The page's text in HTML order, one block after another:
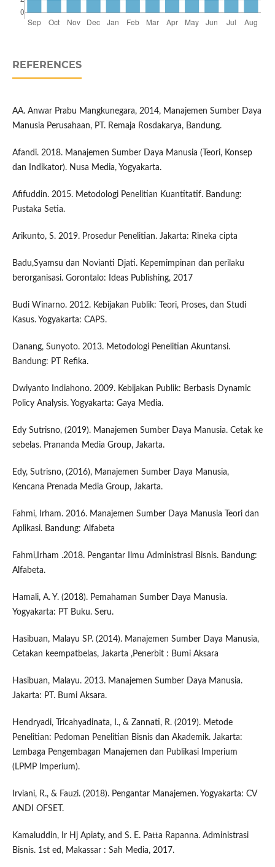
REFERENCES
AA. Anwar Prabu Mangkunegara, 2014, Manajemen Sumber Daya
Manusia Perusahaan, PT. Remaja Rosdakarya, Bandung.
Afandi. 2018. Manajemen Sumber Daya Manusia (Teori, Konsep
dan Indikator). Nusa Media, Yogyakarta.
Afifuddin. 2015. Metodologi Penelitian Kuantitatif. Bandung:
Pustaka Setia.
Arikunto, S. 2019. Prosedur Penelitian. Jakarta: Rineka cipta
Badu,Syamsu dan Novianti Djati. Kepemimpinan dan perilaku
berorganisasi. Gorontalo: Ideas Publishing, 2017
Budi Winarno. 2012. Kebijakan Publik: Teori, Proses, dan Studi
Kasus. Yogyakarta: CAPS.
Danang, Sunyoto. 2013. Metodologi Penelitian Akuntansi.
Bandung: PT Refika.
Dwiyanto Indiahono. 2009. Kebijakan Publik: Berbasis Dynamic
Policy Analysis. Yogyakarta: Gaya Media.
Edy Sutrisno, (2019). Manajemen Sumber Daya Manusia. Cetak ke
sebelas. Prananda Media Group, Jakarta.
Edy, Sutrisno, (2016), Manajemen Sumber Daya Manusia,
Kencana Prenada Media Group, Jakarta.
Fahmi, Irham. 2016. Manajemen Sumber Daya Manusia Teori dan
Aplikasi. Bandung: Alfabeta
Fahmi,Irham .2018. Pengantar Ilmu Administrasi Bisnis. Bandung:
Alfabeta.
Hamali, A. Y. (2018). Pemahaman Sumber Daya Manusia.
Yogyakarta: PT Buku. Seru.
Hasibuan, Malayu SP. (2014). Manajemen Sumber Daya Manusia,
Cetakan keempatbelas, Jakarta ,Penerbit : Bumi Aksara
Hasibuan, Malayu. 2013. Manajemen Sumber Daya Manusia.
Jakarta: PT. Bumi Aksara.
Hendryadi, Tricahyadinata, I., & Zannati, R. (2019). Metode
Penelitian: Pedoman Penelitian Bisnis dan Akademik. Jakarta:
Lembaga Pengembagan Manajemen dan Publikasi Imperium
(LPMP Imperium).
Irviani, R., & Fauzi. (2018). Pengantar Manajemen. Yogyakarta: CV
ANDI OFSET.
Kamaluddin, Ir Hj Apiaty, and S. E. Patta Rapanna. Administrasi
Bisnis. 1st ed, Makassar : Sah Media, 2017.